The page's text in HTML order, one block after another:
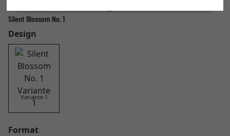
Silent Blossom No. 1
Design
Variante 1
Format